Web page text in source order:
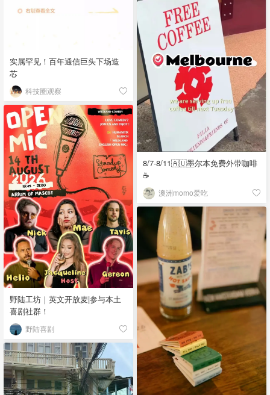
实属罕见！百年通信巨头下场造
芯
科技圈观察
8/7-8/11🇦🇺墨尔本免费外带咖啡
☕
澳洲momo爱吃
野陆工坊｜英文开放麦|参与本土
喜剧社群！
野陆喜剧